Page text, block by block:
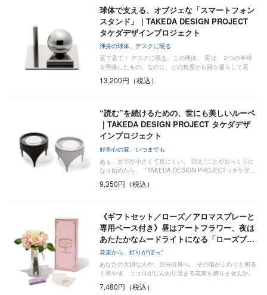
球体で支える、オブジェな「スマートフォン
スタンド」｜TAKEDA DESIGN PROJECT
タケダデザインプロジェクト
渾身の球体、デスクに現る
見て見て！ デスクに現る、この球体。 実は、２つの半球
を溶接したもの。なのに、どの角度から目を凝らして見
13,200円（税込）
“読む”を続けるための、世にも美しいルーペ
｜TAKEDA DESIGN PROJECT タケダデザ
インプロジェクト
好奇心の翼、いつまでも
あぁ、文字が小さくて見にくい。 “読む”ことがおっくうに
なり始めたら、『TAKEDA DESIGN PROJECT（タケダ…
9,350円（税込）
《ギフトセット／ローズ／アロマスプレーと
専用ベース付き》昼はアートフラワー、夜は
あたたかなムードライトになる「ローズブ…
花束から、灯りが“ぽっ”
あなたの大切な人や、自分自身へ。 その場がふわりと明る
く華やぎ、ココロがじんわり温まる花束を贈りませんか。
7,480円（税込）